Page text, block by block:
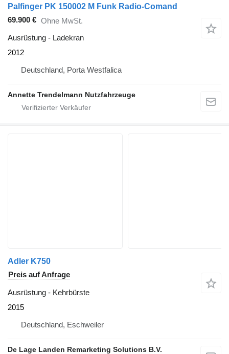
Palfinger PK 150002 M Funk Radio-Comand
69.900 € Ohne MwSt.
Ausrüstung - Ladekran
2012
Deutschland, Porta Westfalica
Annette Trendelmann Nutzfahrzeuge
Adler K750
Preis auf Anfrage
Ausrüstung - Kehrbürste
2015
Deutschland, Eschweiler
De Lage Landen Remarketing Solutions B.V.